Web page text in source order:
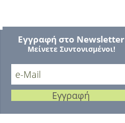
Εγγραφή στο Νewsletter
Μείνετε Συντονισμένοι!
Εγγραφή